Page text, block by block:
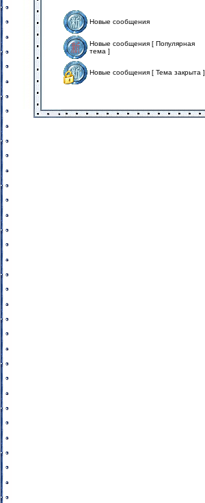
Новые сообщения
Новые сообщения [ Популярная
тема ]
Новые сообщения [ Тема закрыта ]